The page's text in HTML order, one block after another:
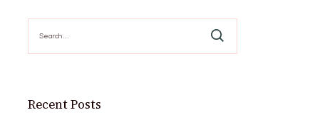
for:
Recent Posts